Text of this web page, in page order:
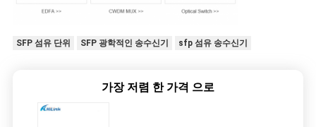
SFP 섬유 단위 SFP 광학적인 송수신기 sfp 섬유 송수신기
가장 저렴 한 가격 으로